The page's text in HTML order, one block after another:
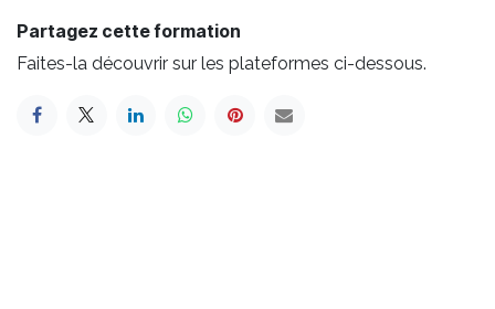
Partagez cette formation
Faites-la découvrir sur les plateformes ci-dessous.